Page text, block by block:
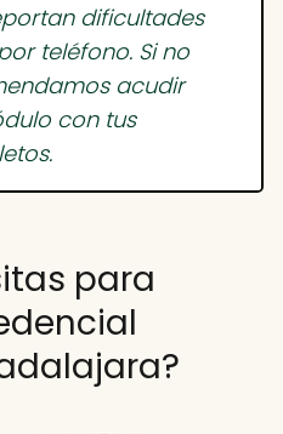
dificultades
teléfono. Si no
acudir
con tus
para